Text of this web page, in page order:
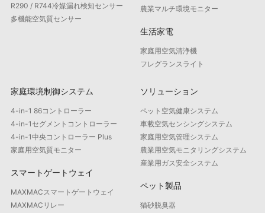
R290 / R744冷媒漏れ検知センサー
多機能空気質センサー
農業マルチ環境モニター
生活家電
家庭用空気清浄機
フレグランスライト
家庭環境制御システム
4-in-1 86コントローラー
4-in-1セグメントコントローラー
4-in-1中央コントローラー Plus
家庭用空気質モニター
スマートゲートウェイ
MAXMACスマートゲートウェイ
MAXMACリレー
ソリューション
ペット空気健康システム
車載空気センシングシステム
家庭用空気管理システム
農業用空気モニタリングシステム
産業用ガス安全システム
ペット製品
猫砂脱臭器